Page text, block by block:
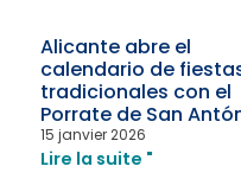
Alicante abre el
calendario de
tradicionales con el
Porrate de San
15 janvier 2026
Lire la suite "